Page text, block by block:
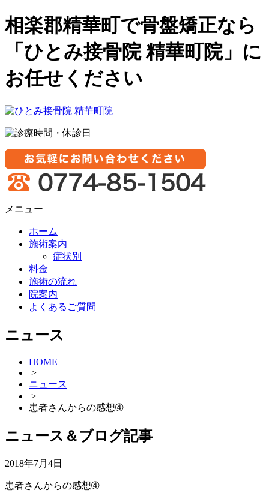
相楽郡精華町で骨盤矯正なら
「ひとみ接骨院 精華町院」に
お任せください
メニュー
ホーム
施術案内
症状別
料金
施術の流れ
院案内
よくあるご質問
ニュース
HOME
>
ニュース
>
患者さんからの感想➃
ニュース＆ブログ記事
2018年7月4日
患者さんからの感想➃